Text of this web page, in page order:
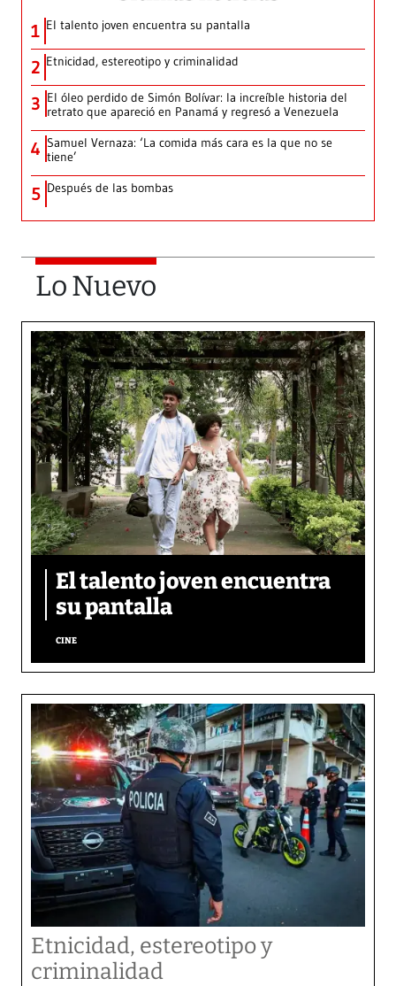
1 El talento joven encuentra su pantalla​
2 Etnicidad, estereotipo y criminalidad
3 El óleo perdido de Simón Bolívar: la increíble historia del
retrato que apareció en Panamá y regresó a Venezuela
4 Samuel Vernaza: ‘La comida más cara es la que no se
tiene’
5 Después de las bombas
Lo Nuevo
El talento joven encuentra
su pantalla​
CINE
Etnicidad, estereotipo y
criminalidad